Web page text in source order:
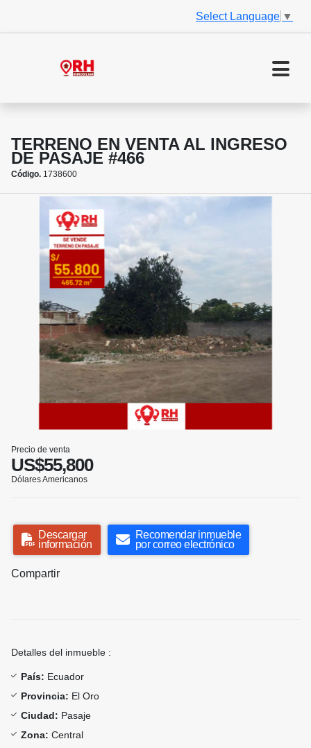
Select Language ▼
TERRENO EN VENTA AL INGRESO
DE PASAJE #466
Código. 1738600
Precio de venta
US$55,800
Dólares Americanos
Descargar
información
Recomendar inmueble
por correo electrónico
Compartir
Detalles del inmueble :
País: Ecuador
Provincia: El Oro
Ciudad: Pasaje
Zona: Central